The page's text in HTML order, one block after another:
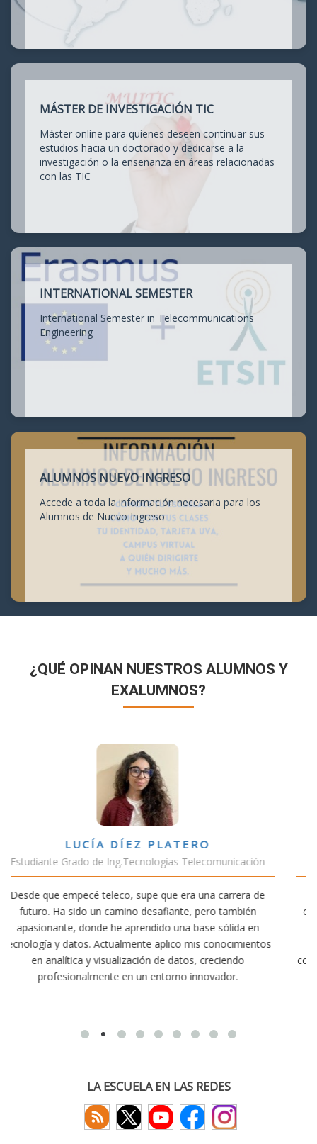
MÁSTER DE INVESTIGACIÓN TIC
Máster online para quienes deseen continuar sus
estudios hacia un doctorado y dedicarse a la
investigación o la enseñanza en áreas relacionadas
con las TIC
INTERNATIONAL SEMESTER
International Semester in Telecommunications
Engineering
ALUMNOS NUEVO INGRESO
Accede a toda la información necesaria para los
Alumnos de Nuevo Ingreso
¿QUÉ OPINAN NUESTROS ALUMNOS Y
EXALUMNOS?
de
en
VÍCTOR SÁNCHEZ VALENCIA
Estudiante Doble Grado Teleco-ADE
Estudiar teleco me ha permitido comprender cómo
conectividad afecta nuestra vida diaria. Aunque la
exige esfuerzo, he dedicado parte de mi tiempo a
actividades como el salvamento y socorrismo. Estoy
convencido de que elegir teleco ha sido una de las
decisiones que he tomado.
LA ESCUELA EN LAS REDES